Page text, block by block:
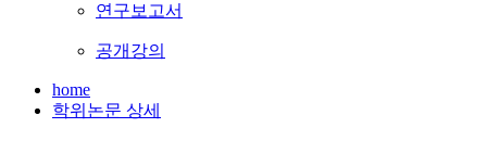
연구보고서
공개강의
home
학위논문 상세